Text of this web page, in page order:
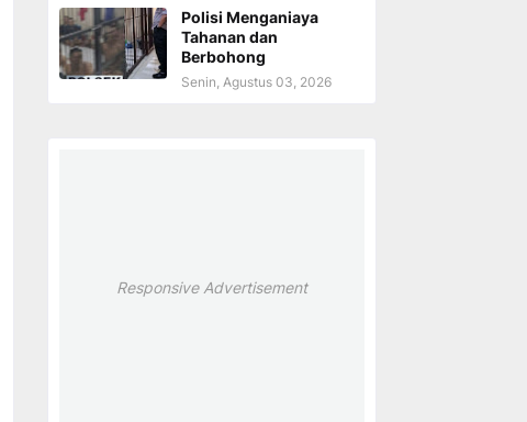
Polisi Menganiaya
Tahanan dan
Berbohong
Senin, Agustus 03, 2026
Responsive Advertisement